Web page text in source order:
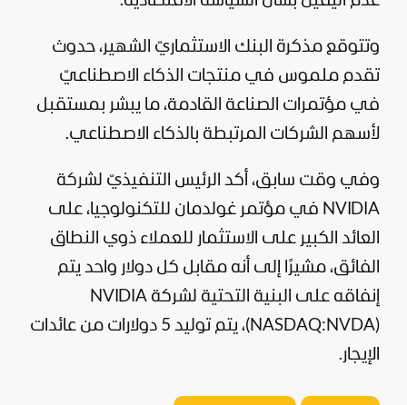
وتتوقع مذكرة البنك الاستثماريّ الشهير، حدوث
تقدم ملموس في منتجات الذكاء الاصطناعيّ
في مؤتمرات الصناعة القادمة، ما يبشر بمستقبل
لأسهم الشركات المرتبطة بالذكاء الاصطناعي.
وفي وقت سابق، أكد الرئيس التنفيذيّ لشركة
NVIDIA في مؤتمر غولدمان للتكنولوجيا، على
العائد الكبير على الاستثمار للعملاء ذوي النطاق
الفائق، مشيرًا إلى أنه مقابل كل دولار واحد يتم
إنفاقه على البنية التحتية لشركة NVIDIA
(NASDAQ:NVDA)، يتم توليد 5 دولارات من عائدات
الإيجار.